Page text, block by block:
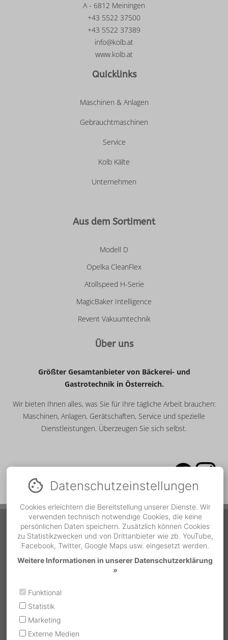
A - 6812 Meiningen
+43 5522 37500
+43 5522 37389
info@kolb.at
www.kolb.at
Quicklinks
Maschinen & Anlagen
Gebrauchtmaschinen
Service
Kolb Kälte
Unternehmen
Aus dem Sortiment
Modell D
Opelka CleanFlex
Atollspeed H-Serie
MagicBaker Intelligence
Revent Vakuumtechnik
Über uns
Größter Gesamtanbieter von Bäckerei- und
Gastrotechnik in Österreich.
Wir bieten Ihnen alles, was Sie für Ihre tägliche Arbeit brauchen:
Maschinen, Anlagen, Gerätschaften, Service und spezielle
Dienstleistungen. Überzeugen Sie sich selbst.
Service Hotline
Während der Bürozeiten Telefonnummer
MO - DO | 07:00 bis 12:00
Außerhalb der Bürozeiten
Datenschutz­einstellungen
Cookies erleichtern die Bereitstellung unserer Dienste. Wir
verwenden technisch notwendige Cookies, die keine
persönlichen Daten speichern. Zusätzlich können Cookies
zu Statistikzwecken und von Drittanbieter wie zb. YouTube,
Facebook, Twitter, Google Maps usw. eingesetzt werden.
Weitere Informationen in unserer Datenschutzerklärung
»
Funktional
Statistik
Marketing
Externe Medien